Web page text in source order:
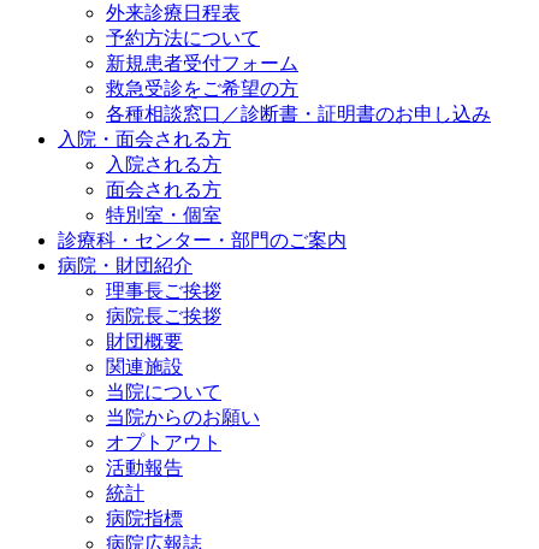
外来診療日程表
予約方法について
新規患者受付フォーム
救急受診をご希望の方
各種相談窓口／診断書・証明書のお申し込み
入院・面会される方
入院される方
面会される方
特別室・個室
診療科・センター・部門のご案内
病院・財団紹介
理事長ご挨拶
病院長ご挨拶
財団概要
関連施設
当院について
当院からのお願い
オプトアウト
活動報告
統計
病院指標
病院広報誌